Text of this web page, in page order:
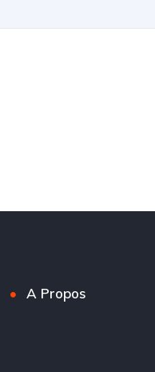
A Propos